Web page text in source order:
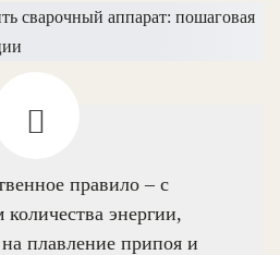
правило – с
количества энергии,
плавление припоя и